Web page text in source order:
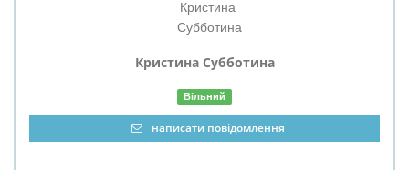
Кристина Cубботина
Вільний
написати повідомлення